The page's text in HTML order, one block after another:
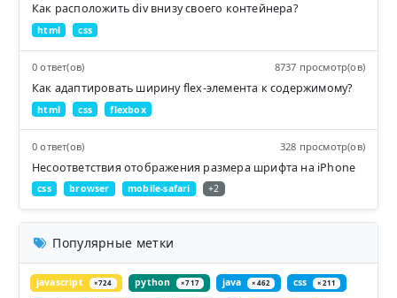
Как расположить div внизу своего контейнера?
html css
0 ответ(ов) 8737 просмотр(ов)
Как адаптировать ширину flex-элемента к содержимому?
html css flexbox
0 ответ(ов) 328 просмотр(ов)
Несоответствия отображения размера шрифта на iPhone
css browser mobile-safari +2
Популярные метки
javascript ×724 python ×717 java ×462 css ×211